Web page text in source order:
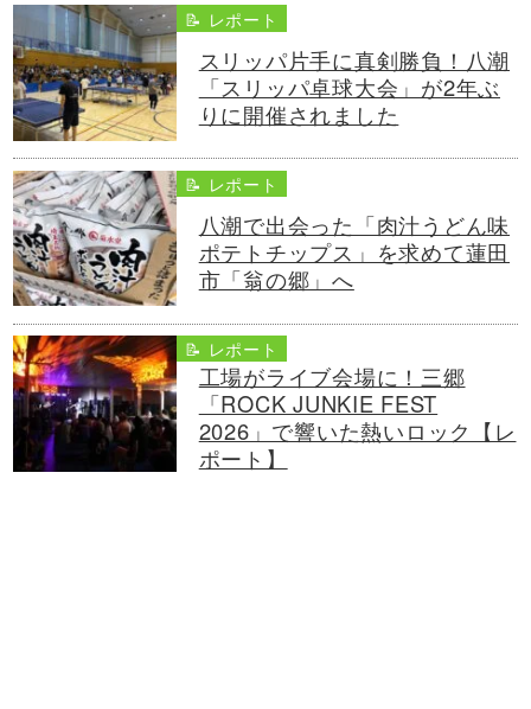
📝 レポート
スリッパ片手に真剣勝負！八潮
「スリッパ卓球大会」が2年ぶ
りに開催されました
📝 レポート
八潮で出会った「肉汁うどん味
ポテトチップス」を求めて蓮田
市「翁の郷」へ
📝 レポート
工場がライブ会場に！三郷
「ROCK JUNKIE FEST
2026」で響いた熱いロック【レ
ポート】